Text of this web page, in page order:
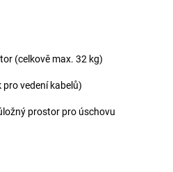
(celkově max. 32 kg)
vedení kabelů)
prostor pro úschovu